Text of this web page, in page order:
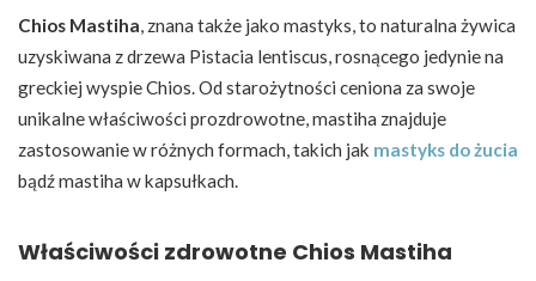
Chios Mastiha, znana także jako mastyks, to naturalna żywica
uzyskiwana z drzewa Pistacia lentiscus, rosnącego jedynie na
greckiej wyspie Chios. Od starożytności ceniona za swoje
unikalne właściwości prozdrowotne, mastiha znajduje
zastosowanie w różnych formach, takich jak mastyks do żucia
bądź mastiha w kapsułkach.
Właściwości zdrowotne Chios Mastiha